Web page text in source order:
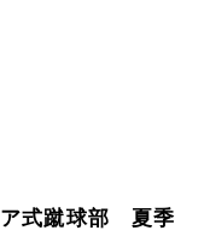
ア式蹴球部 夏季